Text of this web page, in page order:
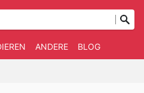
ANDERE BLOG